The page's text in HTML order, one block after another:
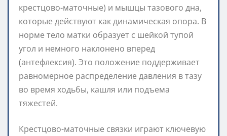
крестцово-маточные) и мышцы тазового дна,
которые действуют как динамическая опора. В
норме тело матки образует с шейкой тупой
угол и немного наклонено вперед
(антефлексия). Это положение поддерживает
равномерное распределение давления в тазу
во время ходьбы, кашля или подъема
тяжестей.
Крестцово-маточные связки играют ключевую